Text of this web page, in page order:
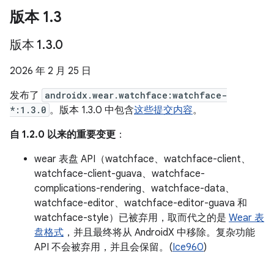
版本 1.3
版本 1.3.0
2026 年 2 月 25 日
发布了
androidx.wear.watchface:watchface-
*:1.3.0 。版本 1.3.0 中包含这些提交内容。
自 1.2.0 以来的重要变更 ：
wear 表盘 API（watchface、watchface-client、
watchface-client-guava、watchface-
complications-rendering、watchface-data、
watchface-editor、watchface-editor-guava 和
watchface-style）已被弃用，取而代之的是 Wear 表
盘格式 ，并且最终将从 AndroidX 中移除。复杂功能
API 不会被弃用，并且会保留。(Ice960)